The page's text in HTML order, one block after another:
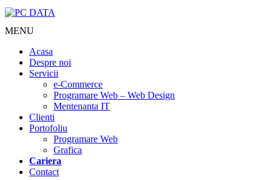
MENU
Acasa
Despre noi
Servicii
e-Commerce
Programare Web – Web Design
Mentenanta IT
Clienti
Portofoliu
Programare Web
Grafica
Cariera
Contact